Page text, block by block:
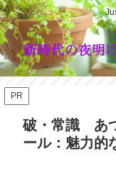
PR
破・常識 あ
ール：魅力的